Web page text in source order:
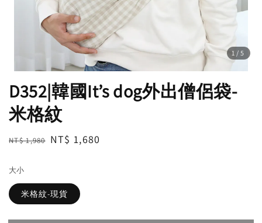
1 /5
D352|韓國It’s dog外出僧侶袋-
米格紋
Regular
NT$ 1,980 Sale
NT$ 1,680
大小
米格紋-現貨